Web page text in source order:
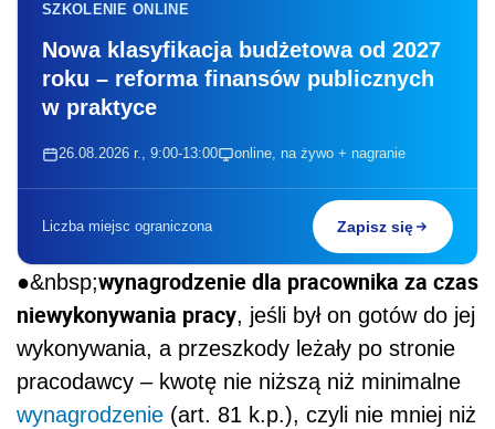
SZKOLENIE ONLINE
Nowa klasyfikacja budżetowa od 2027
roku – reforma finansów publicznych
w praktyce
26.08.2026 r., 9:00-13:00 online, na żywo + nagranie
Liczba miejsc ograniczona Zapisz się
●&nbsp;wynagrodzenie dla pracownika za czas
niewykonywania pracy, jeśli był on gotów do jej
wykonywania, a przeszkody leżały po stronie
pracodawcy – kwotę nie niższą niż minimalne
wynagrodzenie (art. 81 k.p.), czyli nie mniej niż